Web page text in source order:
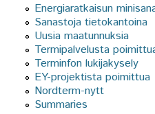
Energiaratkaisun
Sanastoja tietokantoina
Uusia maatunnuksia
Termipalvelusta
Terminfon lukijakysely
EY-projektista poimittua
Nordterm-nytt
Summaries